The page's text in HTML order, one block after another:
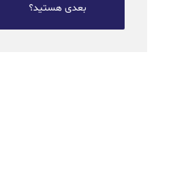
بعدی هستید؟